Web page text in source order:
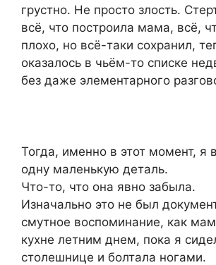
грустно. Не просто злость.
всё, что построила мама, всё,
плохо, но всё-таки сохранил,
оказалось в чьём-то списке
без даже элементарного
Тогда, именно в этот момент, я
одну маленькую деталь.
Что-то, что она явно забыла.
Изначально это не был
смутное воспоминание, как
кухне летним днем, пока я
столешнице и болтала ногами.